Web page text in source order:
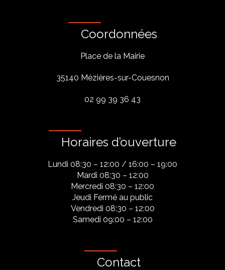
Coordonnées
Place de la Mairie
35140 Mézières-sur-Couesnon
02 99 39 36 43
Horaires d’ouverture
Lundi 08:30 – 12:00 / 16:00 – 19:00
Mardi 08:30 – 12:00
Mercredi 08:30 – 12:00
Jeudi Fermé au public
Vendredi 08:30 – 12:00
Samedi 09:00 – 12:00
Contact